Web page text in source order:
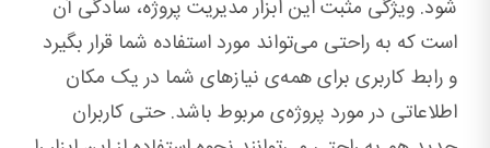
شود. ویژگی مثبت این ابزار مدیریت پروژه، سادگی آن
است که به‌ راحتی می‌تواند مورد استفاده شما قرار بگیرد
و رابط کاربری برای همه‌ی نیازهای شما در یک مکان
اطلاعاتی در مورد پروژه‌ی مربوط باشد. حتی کاربران